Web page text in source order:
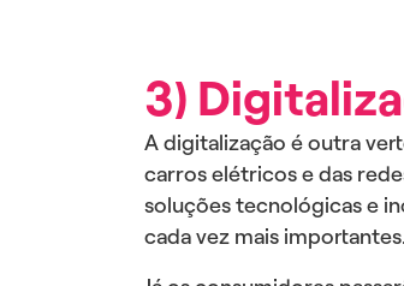
3)
A digitalização é outra
carros elétricos e das
soluções tecnológicas e
cada vez mais importantes.